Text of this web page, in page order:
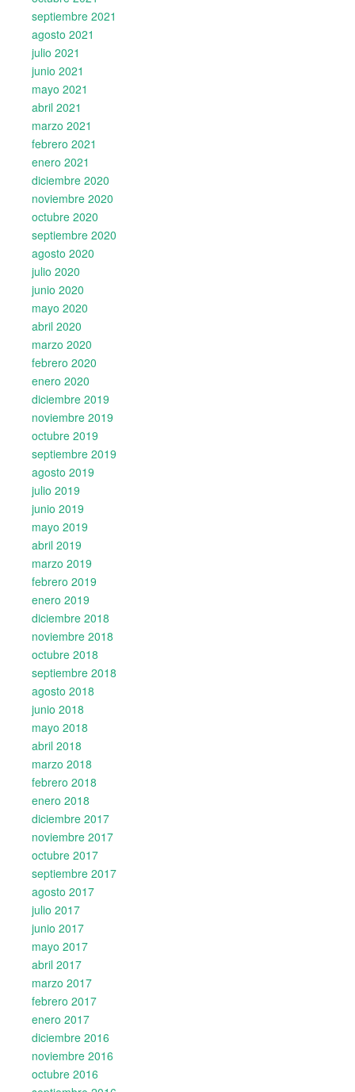
septiembre 2021
agosto 2021
julio 2021
junio 2021
mayo 2021
abril 2021
marzo 2021
febrero 2021
enero 2021
diciembre 2020
noviembre 2020
octubre 2020
septiembre 2020
agosto 2020
julio 2020
junio 2020
mayo 2020
abril 2020
marzo 2020
febrero 2020
enero 2020
diciembre 2019
noviembre 2019
octubre 2019
septiembre 2019
agosto 2019
julio 2019
junio 2019
mayo 2019
abril 2019
marzo 2019
febrero 2019
enero 2019
diciembre 2018
noviembre 2018
octubre 2018
septiembre 2018
agosto 2018
junio 2018
mayo 2018
abril 2018
marzo 2018
febrero 2018
enero 2018
diciembre 2017
noviembre 2017
octubre 2017
septiembre 2017
agosto 2017
julio 2017
junio 2017
mayo 2017
abril 2017
marzo 2017
febrero 2017
enero 2017
diciembre 2016
noviembre 2016
octubre 2016